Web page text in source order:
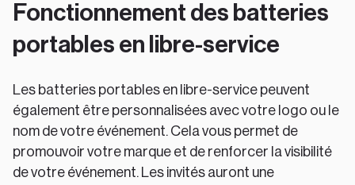
Fonctionnement des batteries
portables en libre-service
Les batteries portables en libre-service peuvent
également être personnalisées avec votre logo ou le
nom de votre événement. Cela vous permet de
promouvoir votre marque et de renforcer la visibilité
de votre événement. Les invités auront une